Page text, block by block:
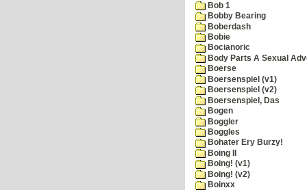
Bob 1
Bobby Bearing
Boberdash
Bobie
Bocianoric
Body Parts A Sexual
Boerse
Boersenspiel (v1)
Boersenspiel (v2)
Boersenspiel, Das
Bogen
Boggler
Boggles
Bohater Ery Burzy!
Boing II
Boing! (v1)
Boing! (v2)
Boinxx